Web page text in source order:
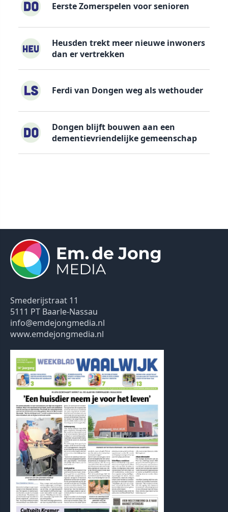
Eerste Zomerspelen voor senioren
Heusden trekt meer nieuwe inwoners
dan er vertrekken
Ferdi van Dongen weg als wethouder
Dongen blijft bouwen aan een
dementievriendelijke gemeenschap
Smederijstraat 11
5111 PT Baarle-Nassau
info@emdejongmedia.nl
www.emdejongmedia.nl